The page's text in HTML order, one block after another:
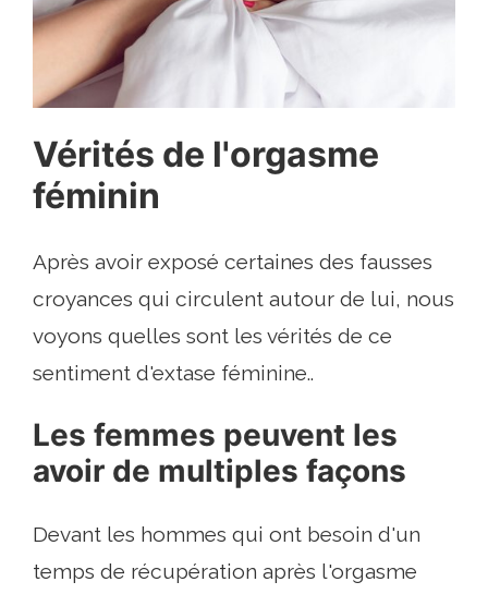
Vérités de l'orgasme
féminin
Après avoir exposé certaines des fausses
croyances qui circulent autour de lui, nous
voyons quelles sont les vérités de ce
sentiment d'extase féminine..
Les femmes peuvent les
avoir de multiples façons
Devant les hommes qui ont besoin d'un
temps de récupération après l'orgasme